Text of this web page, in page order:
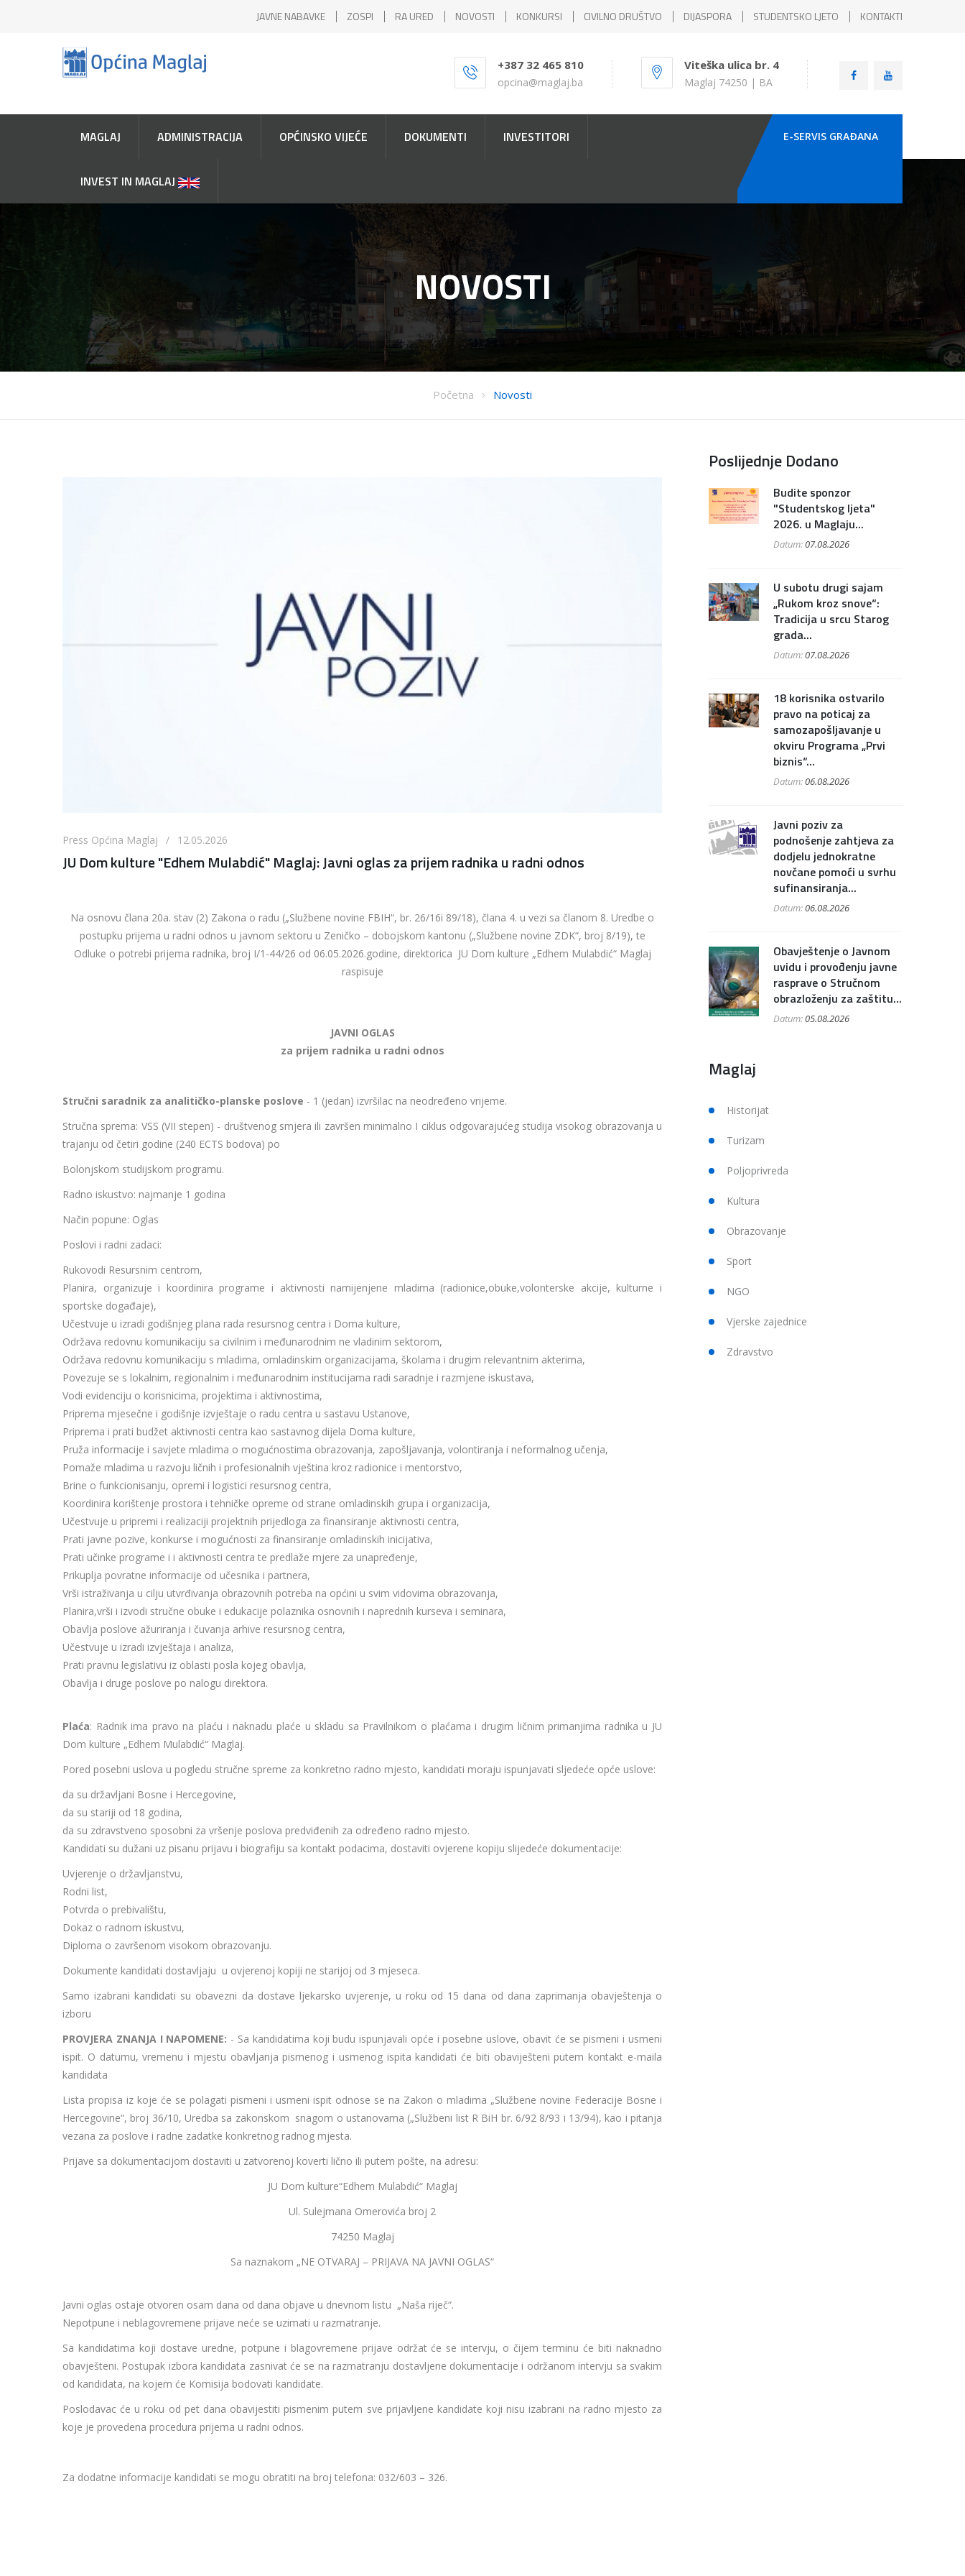
JAVNE NABAVKE ZOSPI RA URED NOVOSTI KONKURSI CIVILNO DRUŠTVO DIJASPORA STUDENTSKO LJETO KONTAKTI
+387 32 465 810
opcina@maglaj.ba
Viteška ulica br. 4
Maglaj 74250 | BA
MAGLAJ ADMINISTRACIJA OPĆINSKO VIJEĆE DOKUMENTI INVESTITORI
INVEST IN MAGLAJ
E-SERVIS GRAÐANA
NOVOSTI
Početna Novosti
Press Općina Maglaj / 12.05.2026
JU Dom kulture "Edhem Mulabdić" Maglaj: Javni oglas za prijem radnika u radni odnos
Na osnovu člana 20a. stav (2) Zakona o radu („Službene novine FBIH“, br. 26/16i 89/18), člana 4. u vezi sa članom 8. Uredbe o
postupku prijema u radni odnos u javnom sektoru u Zeničko – dobojskom kantonu („Službene novine ZDK“, broj 8/19), te
Odluke o potrebi prijema radnika, broj I/1-44/26 od 06.05.2026.godine, direktorica JU Dom kulture „Edhem Mulabdić“ Maglaj
raspisuje
JAVNI OGLAS
za prijem radnika u radni odnos
Stručni saradnik za analitičko-planske poslove - 1 (jedan) izvršilac na neodređeno vrijeme.
Stručna sprema: VSS (VII stepen) - društvenog smjera ili završen minimalno I ciklus odgovarajućeg studija visokog obrazovanja u
trajanju od četiri godine (240 ECTS bodova) po
Bolonjskom studijskom programu.
Radno iskustvo: najmanje 1 godina
Način popune: Oglas
Poslovi i radni zadaci:
Rukovodi Resursnim centrom,
Planira, organizuje i koordinira programe i aktivnosti namijenjene mladima (radionice,obuke,volonterske akcije, kulturne i
sportske događaje),
Učestvuje u izradi godišnjeg plana rada resursnog centra i Doma kulture,
Održava redovnu komunikaciju sa civilnim i međunarodnim ne vladinim sektorom,
Održava redovnu komunikaciju s mladima, omladinskim organizacijama, školama i drugim relevantnim akterima,
Povezuje se s lokalnim, regionalnim i međunarodnim institucijama radi saradnje i razmjene iskustava,
Vodi evidenciju o korisnicima, projektima i aktivnostima,
Priprema mjesečne i godišnje izvještaje o radu centra u sastavu Ustanove,
Priprema i prati budžet aktivnosti centra kao sastavnog dijela Doma kulture,
Pruža informacije i savjete mladima o mogućnostima obrazovanja, zapošljavanja, volontiranja i neformalnog učenja,
Pomaže mladima u razvoju ličnih i profesionalnih vještina kroz radionice i mentorstvo,
Brine o funkcionisanju, opremi i logistici resursnog centra,
Koordinira korištenje prostora i tehničke opreme od strane omladinskih grupa i organizacija,
Učestvuje u pripremi i realizaciji projektnih prijedloga za finansiranje aktivnosti centra,
Prati javne pozive, konkurse i mogućnosti za finansiranje omladinskih inicijativa,
Prati učinke programe i i aktivnosti centra te predlaže mjere za unapređenje,
Prikuplja povratne informacije od učesnika i partnera,
Vrši istraživanja u cilju utvrđivanja obrazovnih potreba na općini u svim vidovima obrazovanja,
Planira,vrši i izvodi stručne obuke i edukacije polaznika osnovnih i naprednih kurseva i seminara,
Obavlja poslove ažuriranja i čuvanja arhive resursnog centra,
Učestvuje u izradi izvještaja i analiza,
Prati pravnu legislativu iz oblasti posla kojeg obavlja,
Obavlja i druge poslove po nalogu direktora.
Plaća: Radnik ima pravo na plaću i naknadu plaće u skladu sa Pravilnikom o plaćama i drugim ličnim primanjima radnika u JU
Dom kulture „Edhem Mulabdić“ Maglaj.
Pored posebni uslova u pogledu stručne spreme za konkretno radno mjesto, kandidati moraju ispunjavati sljedeće opće uslove:
da su državljani Bosne i Hercegovine,
da su stariji od 18 godina,
da su zdravstveno sposobni za vršenje poslova predviđenih za određeno radno mjesto.
Kandidati su dužani uz pisanu prijavu i biografiju sa kontakt podacima, dostaviti ovjerene kopiju slijedeće dokumentacije:
Uvjerenje o državljanstvu,
Rodni list,
Potvrda o prebivalištu,
Dokaz o radnom iskustvu,
Diploma o završenom visokom obrazovanju.
Dokumente kandidati dostavljaju u ovjerenoj kopiji ne starijoj od 3 mjeseca.
Samo izabrani kandidati su obavezni da dostave ljekarsko uvjerenje, u roku od 15 dana od dana zaprimanja obavještenja o
izboru
PROVJERA ZNANJA I NAPOMENE: - Sa kandidatima koji budu ispunjavali opće i posebne uslove, obavit će se pismeni i usmeni
ispit. O datumu, vremenu i mjestu obavljanja pismenog i usmenog ispita kandidati će biti obaviješteni putem kontakt e-maila
kandidata
Lista propisa iz koje će se polagati pismeni i usmeni ispit odnose se na Zakon o mladima „Službene novine Federacije Bosne i
Hercegovine“, broj 36/10, Uredba sa zakonskom snagom o ustanovama („Službeni list R BiH br. 6/92 8/93 i 13/94), kao i pitanja
vezana za poslove i radne zadatke konkretnog radnog mjesta.
Prijave sa dokumentacijom dostaviti u zatvorenoj koverti lično ili putem pošte, na adresu:
JU Dom kulture“Edhem Mulabdić“ Maglaj
Ul. Sulejmana Omerovića broj 2
74250 Maglaj
Sa naznakom „NE OTVARAJ – PRIJAVA NA JAVNI OGLAS“
Javni oglas ostaje otvoren osam dana od dana objave u dnevnom listu „Naša riječ“.
Nepotpune i neblagovremene prijave neće se uzimati u razmatranje.
Sa kandidatima koji dostave uredne, potpune i blagovremene prijave održat će se intervju, o čijem terminu će biti naknadno
obavješteni. Postupak izbora kandidata zasnivat će se na razmatranju dostavljene dokumentacije i održanom intervju sa svakim
od kandidata, na kojem će Komisija bodovati kandidate.
Poslodavac će u roku od pet dana obavijestiti pismenim putem sve prijavljene kandidate koji nisu izabrani na radno mjesto za
koje je provedena procedura prijema u radni odnos.
Za dodatne informacije kandidati se mogu obratiti na broj telefona: 032/603 – 326.
Poslijednje Dodano
Budite sponzor
"Studentskog ljeta"
2026. u Maglaju...
Datum:07.08.2026
U subotu drugi sajam
„Rukom kroz snove“:
Tradicija u srcu Starog
grada...
Datum:07.08.2026
18 korisnika ostvarilo
pravo na poticaj za
samozapošljavanje u
okviru Programa „Prvi
biznis“...
Datum:06.08.2026
Javni poziv za
podnošenje zahtjeva za
dodjelu jednokratne
novčane pomoći u svrhu
sufinansiranja...
Datum:06.08.2026
Obavještenje o Javnom
uvidu i provođenju javne
rasprave o Stručnom
obrazloženju za zaštitu...
Datum:05.08.2026
Maglaj
Historijat
Turizam
Poljoprivreda
Kultura
Obrazovanje
Sport
NGO
Vjerske zajednice
Zdravstvo